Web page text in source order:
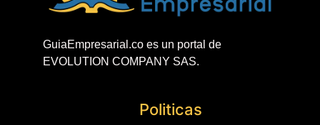
GuiaEmpresarial.co es un portal de
EVOLUTION COMPANY SAS.
Politicas